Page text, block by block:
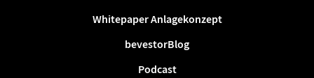
Whitepaper Anlagekonzept
bevestorBlog
Podcast